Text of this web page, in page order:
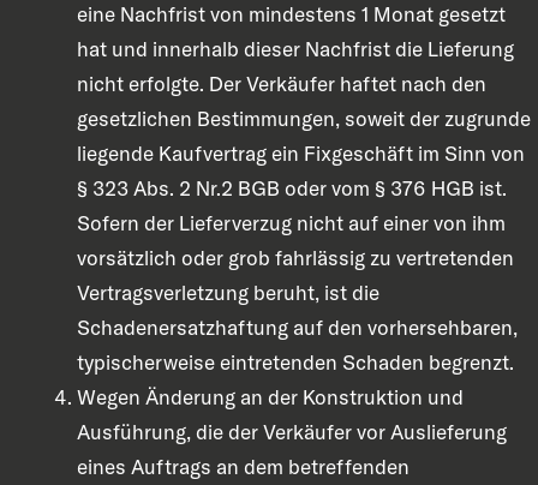
eine Nachfrist von mindestens 1 Monat gesetzt
hat und innerhalb dieser Nachfrist die Lieferung
nicht erfolgte. Der Verkäufer haftet nach den
gesetzlichen Bestimmungen, soweit der zugrunde
liegende Kaufvertrag ein Fixgeschäft im Sinn von
§ 323 Abs. 2 Nr.2 BGB oder vom § 376 HGB ist.
Sofern der Lieferverzug nicht auf einer von ihm
vorsätzlich oder grob fahrlässig zu vertretenden
Vertragsverletzung beruht, ist die
Schadenersatzhaftung auf den vorhersehbaren,
typischerweise eintretenden Schaden begrenzt.
Wegen Änderung an der Konstruktion und
Ausführung, die der Verkäufer vor Auslieferung
eines Auftrags an dem betreffenden